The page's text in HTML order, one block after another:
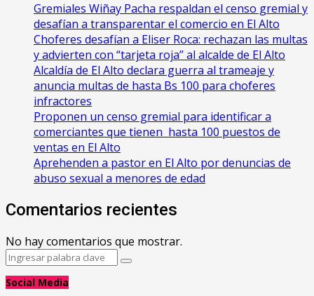
Gremiales Wiñay Pacha respaldan el censo gremial y
desafían a transparentar el comercio en El Alto
Choferes desafían a Eliser Roca: rechazan las multas
y advierten con “tarjeta roja” al alcalde de El Alto
‎Alcaldía de El Alto declara guerra al trameaje y
anuncia multas de hasta Bs 100 para choferes
infractores
Proponen un censo gremial para identificar a
comerciantes que tienen hasta 100 puestos de
ventas en El Alto
Aprehenden a pastor en El Alto por denuncias de
abuso sexual a menores de edad
Comentarios recientes
No hay comentarios que mostrar.
Search
Search
Social Media